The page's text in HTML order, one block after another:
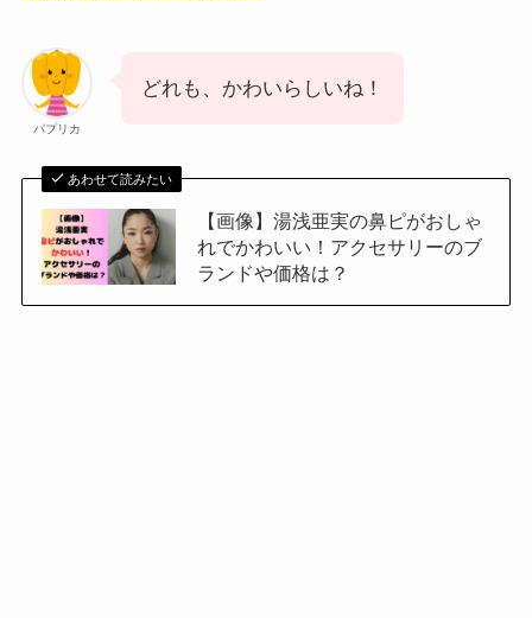
パプリカ
どれも、かわいらしいね！
あわせて読みたい
【画像】湯浅亜実の鼻ピがおしゃ
れでかわいい！アクセサリーのブ
ランドや価格は？